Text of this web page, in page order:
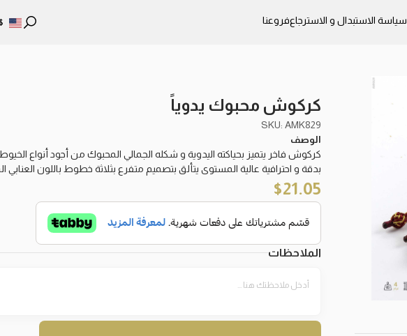
سياسة الاستبدال و الاسترجاعفروعنا
كركوش محبوك يدوياً
SKU: AMK829
الوصف
كركوش فاخر يتميز بحياكته اليدوية و شكله الجمالي المحبوك من أجود أنواع الخيوط
بدقة و احترافية عالية المستوى يتألق بتصميم متفرع بثلاثة خطوط باللون العنابي
21.05
$
الملاحظات